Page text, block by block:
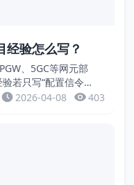
经验怎么写？
、5GC等网元部
若只写“配置信令流
是用户容量、业务建
2026-04-08 403